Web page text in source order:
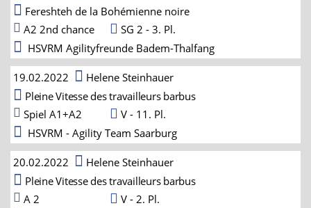
Fereshteh de la Bohémienne noire
A2 2nd chance
SG 2 - 3. Pl.
HSVRM Agilityfreunde Badem-Thalfang
19.02.2022
Helene Steinhauer
Pleine Vitesse des travailleurs barbus
Spiel A1+A2
V - 11. Pl.
HSVRM - Agility Team Saarburg
20.02.2022
Helene Steinhauer
Pleine Vitesse des travailleurs barbus
A 2
V - 2. Pl.